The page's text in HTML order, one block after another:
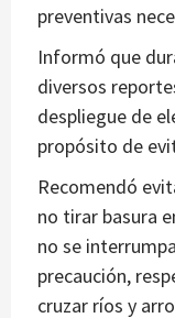
preventivas
Informó que
diversos
despliegue de
propósito de
Recomendó
no tirar basura
no se
precaución,
cruzar ríos y